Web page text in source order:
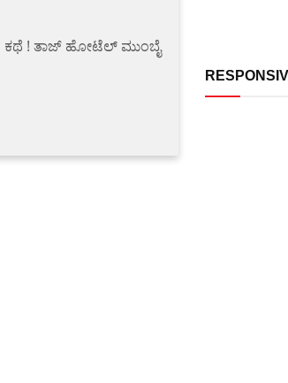
! ತಾಜ್ ಹೋಟೆಲ್ ಮುಂಬೈ